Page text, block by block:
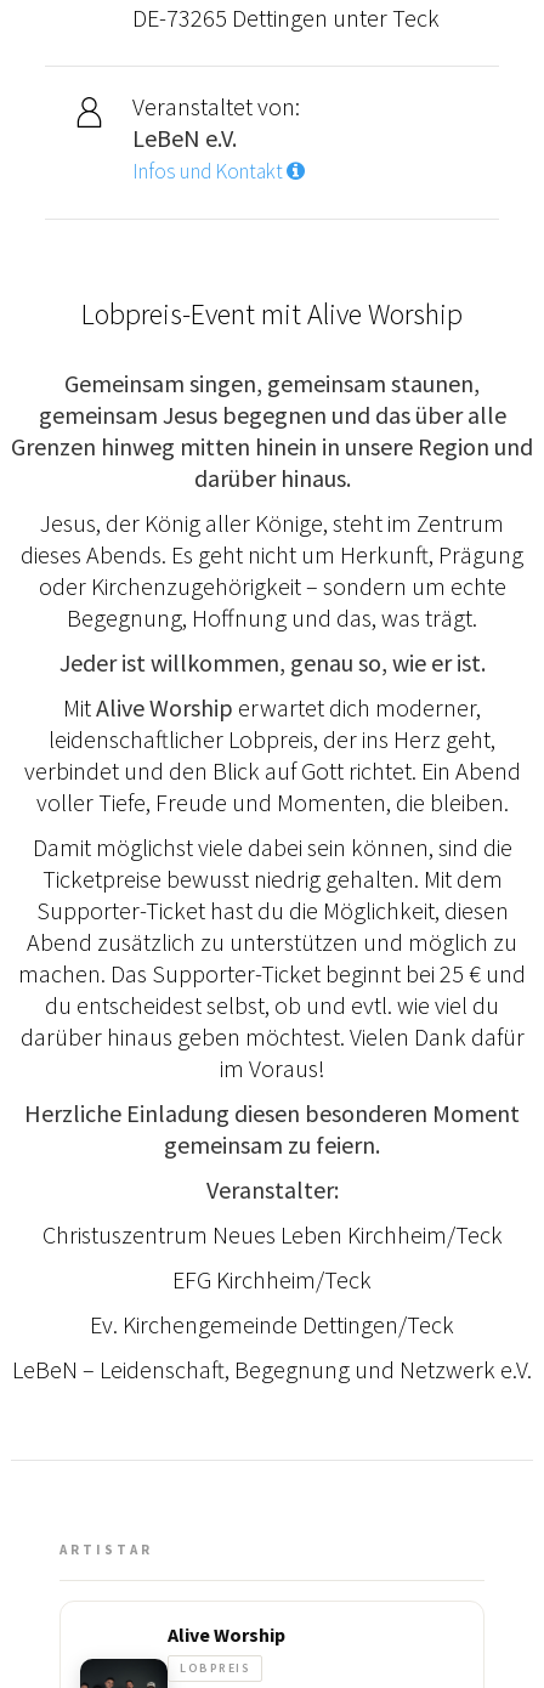
DE-73265 Dettingen unter Teck
Veranstaltet von:
LeBeN e.V.
Infos und Kontakt
Lobpreis-Event mit Alive Worship
Gemeinsam singen, gemeinsam staunen,
gemeinsam Jesus begegnen und das über alle
Grenzen hinweg mitten hinein in unsere Region und
darüber hinaus.
Jesus, der König aller Könige, steht im Zentrum
dieses Abends. Es geht nicht um Herkunft, Prägung
oder Kirchenzugehörigkeit – sondern um echte
Begegnung, Hoffnung und das, was trägt.
Jeder ist willkommen, genau so, wie er ist.
MitAlive Worship erwartet dich moderner,
leidenschaftlicher Lobpreis, der ins Herz geht,
verbindet und den Blick auf Gott richtet. Ein Abend
voller Tiefe, Freude und Momenten, die bleiben.
Damit möglichst viele dabei sein können, sind die
Ticketpreise bewusst niedrig gehalten. Mit dem
Supporter-Ticket hast du die Möglichkeit, diesen
Abend zusätzlich zu unterstützen und möglich zu
machen. Das Supporter-Ticket beginnt bei 25 € und
du entscheidest selbst, ob und evtl. wie viel du
darüber hinaus geben möchtest. Vielen Dank dafür
im Voraus!
Herzliche Einladung diesen besonderen Moment
gemeinsam zu feiern.
Veranstalter:
Christuszentrum Neues Leben Kirchheim/Teck
EFG Kirchheim/Teck
Ev. Kirchengemeinde Dettingen/Teck
LeBeN – Leidenschaft, Begegnung und Netzwerk e.V.
ARTISTAR
Alive Worship
LOBPREIS